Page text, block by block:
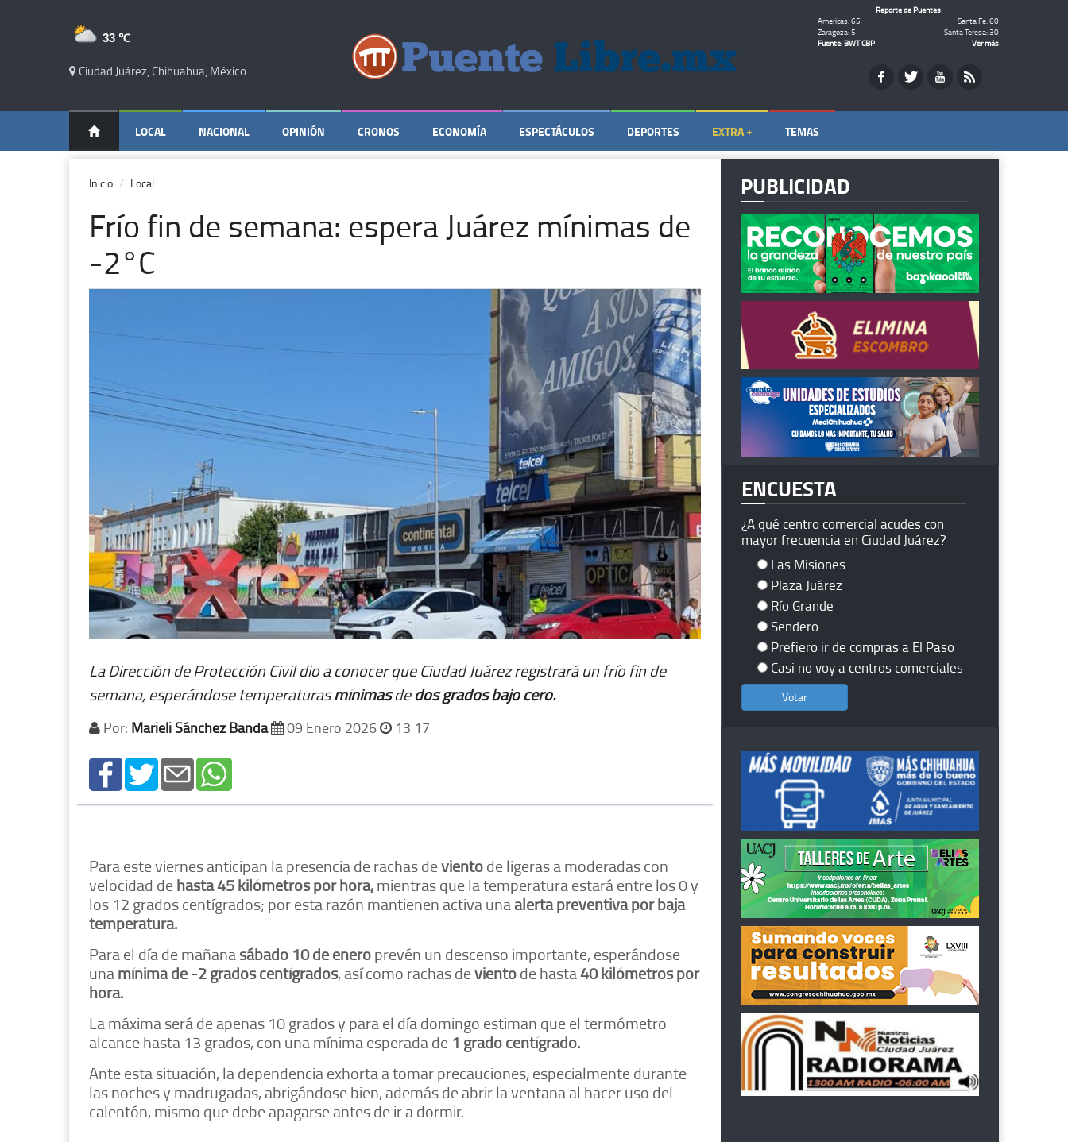
33 ℃
Ciudad Juárez, Chihuahua, México.
Reporte de Puentes
Americas: 65
Santa Fe: 60
Zaragoza: 5
Santa Teresa: 30
Fuente: BWT CBP
Ver más
LOCAL NACIONAL OPINIÓN CRONOS ECONOMÍA ESPECTÁCULOS DEPORTES EXTRA + TEMAS
Inicio Local
Frío fin de semana: espera Juárez mínimas de
-2°C
La Dirección de Protección Civil dio a conocer que Ciudad Juárez registrará un frío fin de
semana, esperándose temperaturasmínimasdedos grados bajo cero.
Por: Marieli Sánchez Banda 09 Enero 2026 13 17
Para este viernes anticipan la presencia de rachas devientode ligeras a moderadas con
velocidad dehasta 45 kilómetros por hora,mientras que la temperatura estará entre los 0 y
los 12 grados centígrados; por esta razón mantienen activa unaalerta preventiva por baja
temperatura.
Para el día de mañana sábado 10 de eneroprevén un descenso importante, esperándose
una mínima de -2 grados centígrados, así como rachas devientode hasta40 kilómetros por
hora.
La máxima será de apenas 10 grados y para el día domingo estiman que el termómetro
alcance hasta 13 grados, con una mínima esperada de 1 grado centígrado.
Ante esta situación, la dependencia exhorta a tomar precauciones, especialmente durante
las noches y madrugadas, abrigándose bien, además de abrir la ventana al hacer uso del
calentón, mismo que debe apagarse antes de ir a dormir.
PUBLICIDAD
ENCUESTA
¿A qué centro comercial acudes con
mayor frecuencia en Ciudad Juárez?
Las Misiones
Plaza Juárez
Río Grande
Sendero
Prefiero ir de compras a El Paso
Casi no voy a centros comerciales